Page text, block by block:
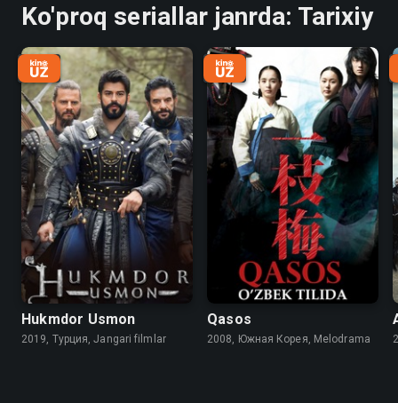
Ko'proq seriallar janrda: Tarixiy
Hukmdor Usmon
2019, Турция, Jangari filmlar
Qasos
2008, Южная Корея, Melodrama